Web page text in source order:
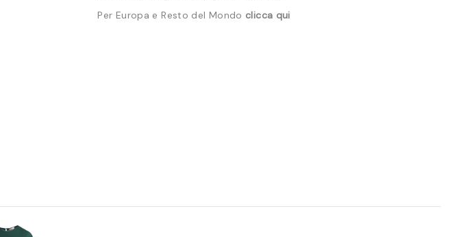
Per Europa e Resto del Mondo clicca qui